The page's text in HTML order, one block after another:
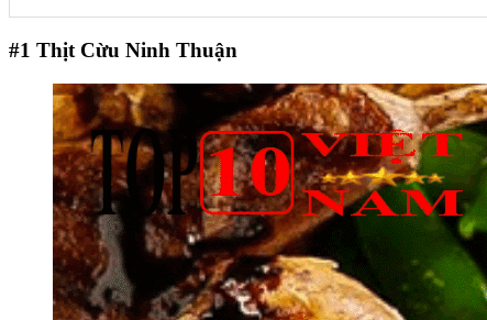
#1 Thịt Cừu Ninh Thuận